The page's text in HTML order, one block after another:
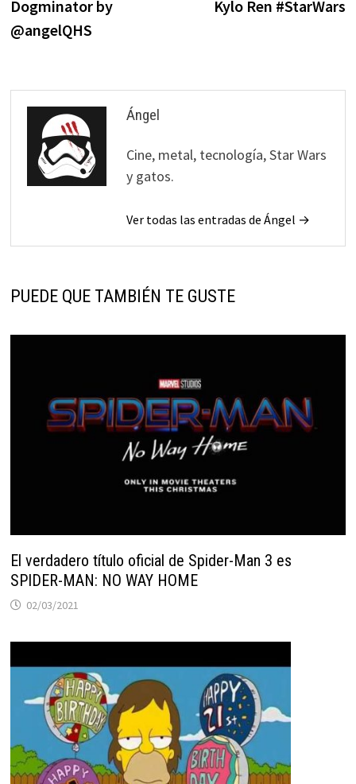
de
entradas
Dogminator by
@angelQHS
Kylo Ren #StarWars
Ángel
Cine, metal, tecnología, Star Wars
y gatos.
Ver todas las entradas de Ángel →
PUEDE QUE TAMBIÉN TE GUSTE
El verdadero título oficial de Spider-Man 3 es
SPIDER-MAN: NO WAY HOME
02/03/2021